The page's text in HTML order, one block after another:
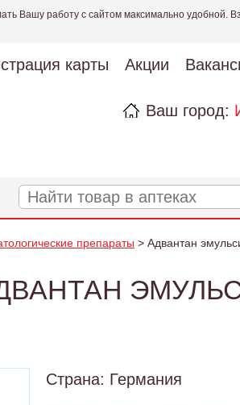
Вашу работу с сайтом максимально удобной.
карты Акции
Ваш город:
препараты > Адвантан
Страна: Германия